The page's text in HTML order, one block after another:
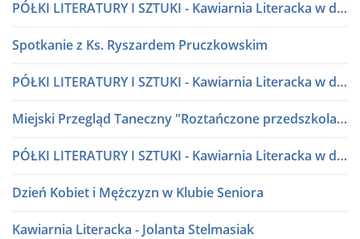
PÓŁKI LITERATURY I SZTUKI - Kawiarnia Literacka w dialogu
Spotkanie z Ks. Ryszardem Pruczkowskim
PÓŁKI LITERATURY I SZTUKI - Kawiarnia Literacka w dialogu
Miejski Przegląd Taneczny "Roztańczone przedszkolaki" lata 80 i 90
PÓŁKI LITERATURY I SZTUKI - Kawiarnia Literacka w dialogu
Dzień Kobiet i Mężczyzn w Klubie Seniora
Kawiarnia Literacka - Jolanta Stelmasiak